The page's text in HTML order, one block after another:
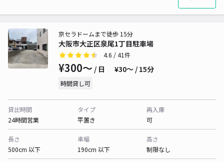
大阪市大正区泉尾1丁目駐車場
京セラドームまで徒歩 15分
4.6 / 41件
¥300〜 / 日 ¥30〜 / 15分
時間貸し可
貸出時間
24時間営業
タイプ
平置き
再入庫
可
長さ
500cm 以下
車幅
190cm 以下
高さ
制限なし